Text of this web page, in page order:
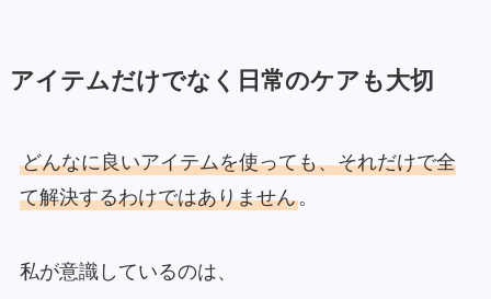
アイテムだけでなく日常のケアも大切
どんなに良いアイテムを使っても、それだけで全
て解決するわけではありません。
私が意識しているのは、